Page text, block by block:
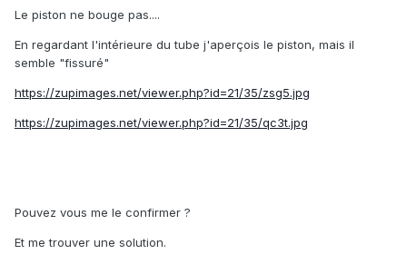
Le piston ne bouge pas....
En regardant l'intérieure du tube j'aperçois le piston, mais il
semble "fissuré"
https://zupimages.net/viewer.php?id=21/35/zsg5.jpg
https://zupimages.net/viewer.php?id=21/35/qc3t.jpg
Pouvez vous me le confirmer ?
Et me trouver une solution.